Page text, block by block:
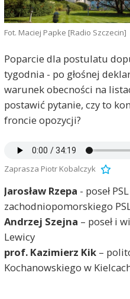
Fot. Maciej Papke [Radio Szczecin]
Poparcie dla postulatu
tygodnia - po głośnej
warunek obecności na
postawić pytanie, czy to
froncie opozycji?
Zaprasza Piotr Kobalczyk
Jarosław Rzepa - poseł
zachodniopomorskiego
Andrzej Szejna – poseł i
Lewicy
prof. Kazimierz Kik–
Kochanowskiego w